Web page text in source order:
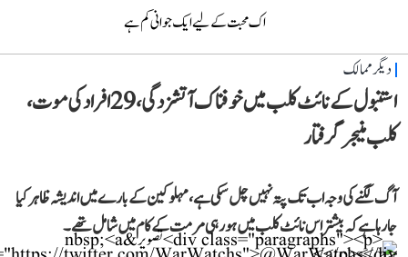
اک محبت کے لیے ایک جوانی کم ہے
دیگر ممالک
استنبول کے نائٹ کلب میں خوفناک آتشزدگی، 29 افراد کی موت،
کلب منیجر گرفتار
آگ لگنے کی وجہ اب تک پتہ نہیں چل سکی ہے، مہلوکین کے بارے میں اندیشہ ظاہر کیا
جا رہا ہے کہ بیشتر اس نائٹ کلب میں ہو رہی مرمت کے کام میں شامل تھے۔